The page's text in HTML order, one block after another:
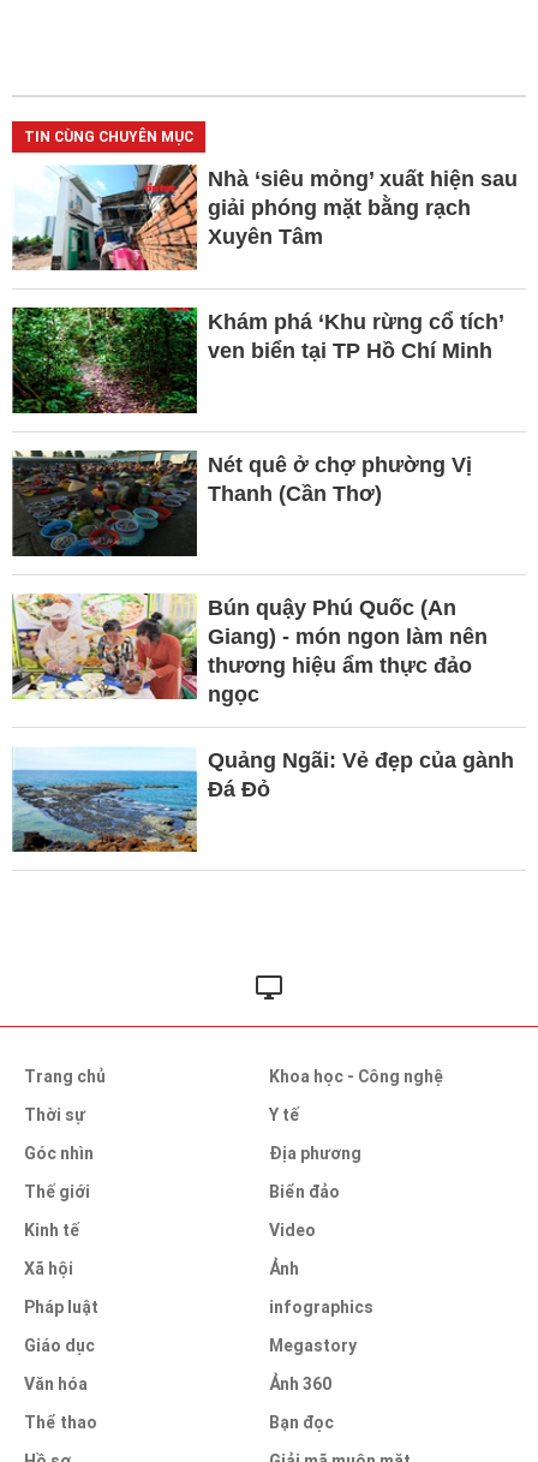
TIN CÙNG CHUYÊN MỤC
Nhà ‘siêu mỏng’ xuất hiện sau
giải phóng mặt bằng rạch
Xuyên Tâm
Khám phá ‘Khu rừng cổ tích’
ven biển tại TP Hồ Chí Minh
Nét quê ở chợ phường Vị
Thanh (Cần Thơ)
Bún quậy Phú Quốc (An
Giang) - món ngon làm nên
thương hiệu ẩm thực đảo
ngọc
Quảng Ngãi: Vẻ đẹp của gành
Đá Đỏ
Trang chủ
Thời sự
Góc nhìn
Thế giới
Kinh tế
Xã hội
Pháp luật
Giáo dục
Văn hóa
Thể thao
Khoa học - Công nghệ
Y tế
Địa phương
Biển đảo
Video
Ảnh
infographics
Megastory
Ảnh 360
Bạn đọc